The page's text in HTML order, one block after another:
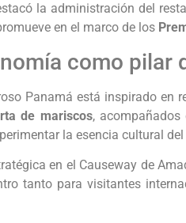
la administración del
en el marco de los
como pilar
Panamá está inspirado en
de mariscos, acompañados
la esencia cultural
en el Causeway de
tanto para visitantes